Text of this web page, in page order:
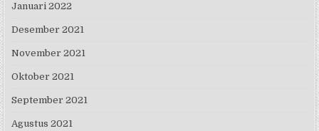
Januari 2022
Desember 2021
November 2021
Oktober 2021
September 2021
Agustus 2021